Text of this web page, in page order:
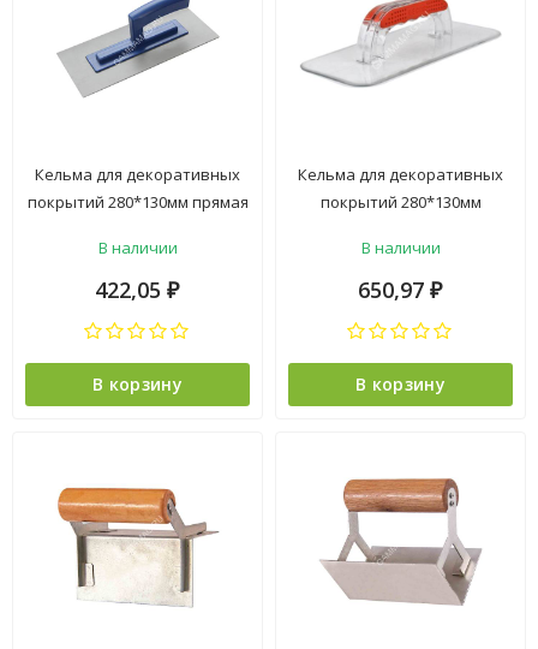
Кельма для декоративных
покрытий 280*130мм прямая
*1/12/60
В наличии
422,05 ₽
В корзину
Кельма для декоративных
покрытий 280*130мм
арт.640-280 DECOR *1/13/52
В наличии
650,97 ₽
В корзину